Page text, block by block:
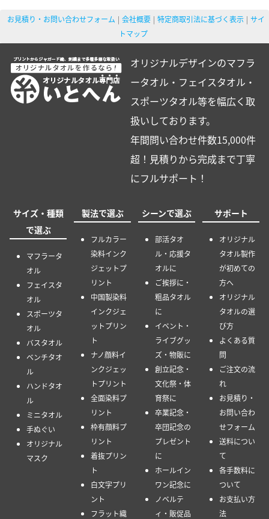
お見積り・お問い合わせフォーム 会社概要 特定商取引法に基づく表示
サイ
トマップ
オリジナルデザインのマフラ
ータオル・フェイスタオル・
スポーツタオル等を幅広く取
扱いしております。
年間問い合わせ件数15,000件
超！見積りから完成まで丁寧
にフルサポート！
サイズ・種類
で選ぶ
マフラータ
オル
フェイスタ
オル
スポーツタ
オル
バスタオル
ベンチタオ
ル
ハンドタオ
ル
ミニタオル
手ぬぐい
オリジナル
マスク
製法で選ぶ
フルカラー
染料インク
ジェットプ
リント
中国製染料
インクジェ
ットプリン
ト
ナノ顔料イ
ンクジェッ
トプリント
全面染料プ
リント
枠有顔料プ
リント
着抜プリン
ト
白文字プリ
ント
フラット織
シーンで選ぶ
部活タオ
ル・応援タ
オルに
ご挨拶に・
粗品タオル
に
イベント・
ライブグッ
ズ・物販に
創立記念・
文化祭・体
育祭に
卒業記念・
卒団記念の
プレゼント
に
ホールイン
ワン記念に
ノベルテ
ィ・販促品
サポート
オリジナル
タオル製作
が初めての
方へ
オリジナル
タオルの選
び方
よくある質
問
ご注文の流
れ
お見積り・
お問い合わ
せフォーム
送料につい
て
各手数料に
ついて
お支払い方
法